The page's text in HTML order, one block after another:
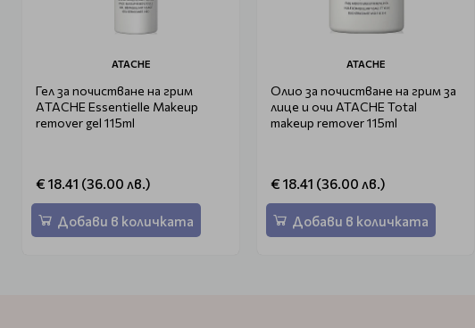
ATACHE
Гел за почистване на грим
АTACHE Essentielle Makeup
remover gel 115ml
€ 18.41 (36.00 лв.)
Добави в количката
ATACHE
Олио за почистване на грим за
лице и очи ATACHE Total
makeup remover 115ml
€ 18.41 (36.00 лв.)
Добави в количката